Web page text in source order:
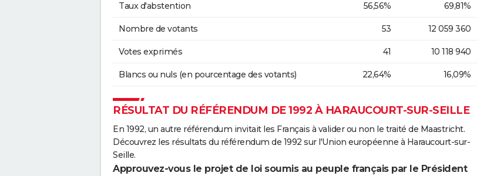
Taux d'abstention 56,56% 69,81%
Nombre de votants 53 12 059 360
Votes exprimés 41 10 118 940
Blancs ou nuls (en pourcentage des votants) 22,64% 16,09%
RÉSULTAT DU RÉFÉRENDUM DE 1992 À HARAUCOURT-SUR-SEILLE
En 1992, un autre référendum invitait les Français à valider ou non le traité de Maastricht.
Découvrez les résultats du référendum de 1992 sur l'Union européenne à Haraucourt-sur-
Seille.
Approuvez-vous le projet de loi soumis au peuple français par le Président